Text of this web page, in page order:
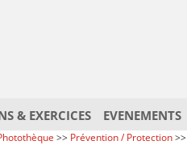
& EXERCICES EVENEMENTS
>> Prévention / Protection>>